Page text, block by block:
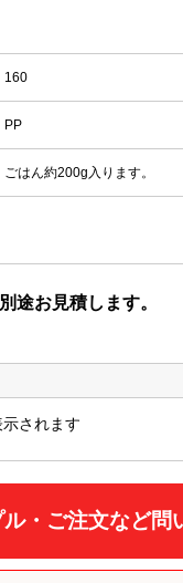
160
PP
ごはん約200g入ります。
途お見積します。
されます
・ご注文など問